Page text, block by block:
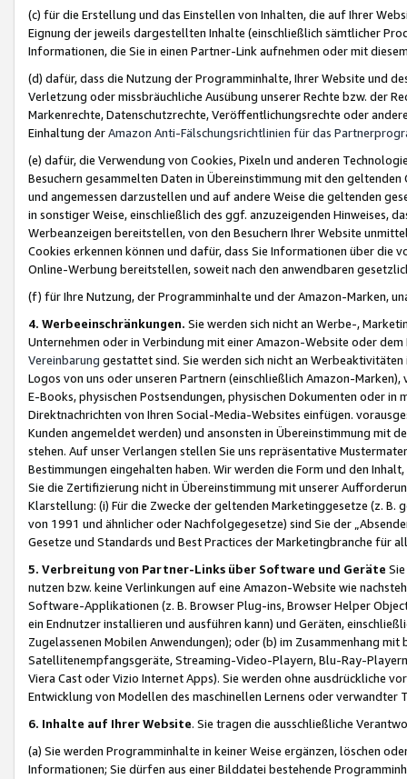
(c) für die Erstellung und das Einstellen von Inhalten, die auf Ihrer
Eignung der jeweils dargestellten Inhalte (einschließlich sämtlicher
Informationen, die Sie in einen Partner-Link aufnehmen oder mit
(d) dafür, dass die Nutzung der Programminhalte, Ihrer Website und
Verletzung oder missbräuchliche Ausübung unserer Rechte bzw. der
Markenrechte, Datenschutzrechte, Veröffentlichungsrechte oder
Einhaltung derAmazon Anti-Fälschungsrichtlinien für das
(e) dafür, die Verwendung von Cookies, Pixeln und anderen
Besuchern gesammelten Daten in Übereinstimmung mit den
und angemessen darzustellen und auf andere Weise die geltenden
in sonstiger Weise, einschließlich des ggf. anzuzeigenden Hinweises,
Werbeanzeigen bereitstellen, von den Besuchern Ihrer Website
Cookies erkennen können und dafür, dass Sie Informationen über die
Online-Werbung bereitstellen, soweit nach den anwendbaren
(f) für Ihre Nutzung, der Programminhalte und der Amazon-Marken,
4. Werbeeinschränkungen. Sie werden sich nicht an Werbe-,
Unternehmen oder in Verbindung mit einer Amazon-Website oder
Vereinbarung gestattet sind. Sie werden sich nicht an
Logos von uns oder unseren Partnern (einschließlich Amazon-
E-Books, physischen Postsendungen, physischen Dokumenten oder in
Direktnachrichten von Ihren Social-Media-Websites einfügen.
Kunden angemeldet werden) und ansonsten in Übereinstimmung mit
stehen. Auf unser Verlangen stellen Sie uns repräsentative
Bestimmungen eingehalten haben. Wir werden die Form und den
Sie die Zertifizierung nicht in Übereinstimmung mit unserer
Klarstellung: (i) Für die Zwecke der geltenden Marketinggesetze (z. B.
von 1991 und ähnlicher oder Nachfolgegesetze) sind Sie der
Gesetze und Standards und Best Practices der Marketingbranche für
5. Verbreitung von Partner-Links über Software und Geräte
nutzen bzw. keine Verlinkungen auf eine Amazon-Website wie
Software-Applikationen (z. B. Browser Plug-ins, Browser Helper
ein Endnutzer installieren und ausführen kann) und Geräten,
Zugelassenen Mobilen Anwendungen); oder (b) im Zusammenhang
Satellitenempfangsgeräte, Streaming-Video-Playern, Blu-Ray-
Viera Cast oder Vizio Internet Apps). Sie werden ohne ausdrückliche
Entwicklung von Modellen des maschinellen Lernens oder
6. Inhalte auf Ihrer Website. Sie tragen die ausschließliche
(a) Sie werden Programminhalte in keiner Weise ergänzen, löschen
Informationen; Sie dürfen aus einer Bilddatei bestehende